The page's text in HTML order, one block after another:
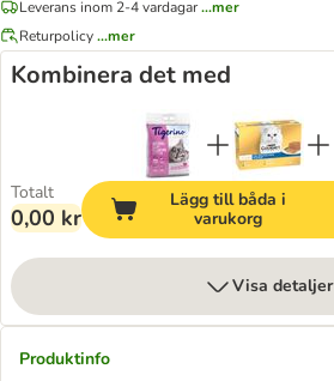
Leverans inom 2-4 vardagar...mer
Returpolicy...mer
Kombinera det med
Totalt
0,00 kr
Lägg till båda i
varukorg
Visa detaljer
Produktinfo